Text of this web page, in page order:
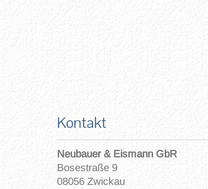
Kontakt
Neubauer & Eismann GbR
Bosestraße 9
08056 Zwickau